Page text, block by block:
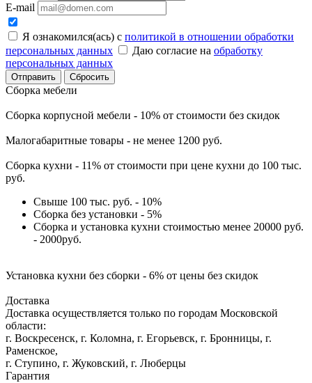
E-mail
Я ознакомился(ась) с политикой в отношении обработки
персональных данных
Даю согласие на обработку
персональных данных
Сбросить
Сборка мебели
Сборка корпусной мебели - 10% от стоимости без скидок
Малогабаритные товары - не менее 1200 руб.
Сборка кухни - 11% от стоимости при цене кухни до 100 тыс.
руб.
Свыше 100 тыс. руб. - 10%
Сборка без установки - 5%
Сборка и установка кухни стоимостью менее 20000 руб.
- 2000руб.
Установка кухни без сборки - 6% от цены без скидок
Доставка
Доставка осуществляется только по городам Московской
области:
г. Воскресенск, г. Коломна, г. Егорьевск, г. Бронницы, г.
Раменское,
г. Ступино, г. Жуковский, г. Люберцы
Гарантия